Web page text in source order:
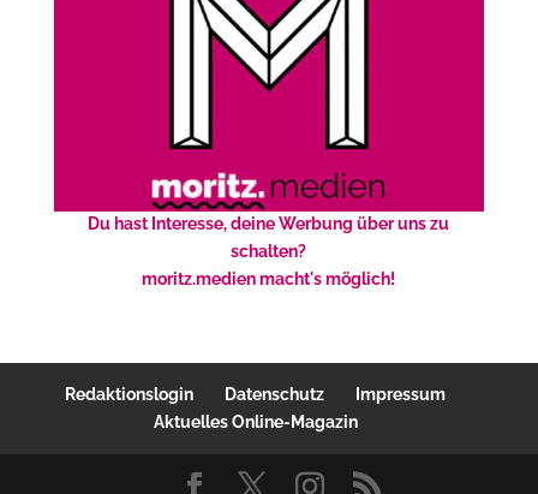
Du hast Interesse, deine Werbung über uns zu
schalten?
moritz.medien macht's möglich!
Redaktionslogin Datenschutz
Impressum
Aktuelles Online-Magazin